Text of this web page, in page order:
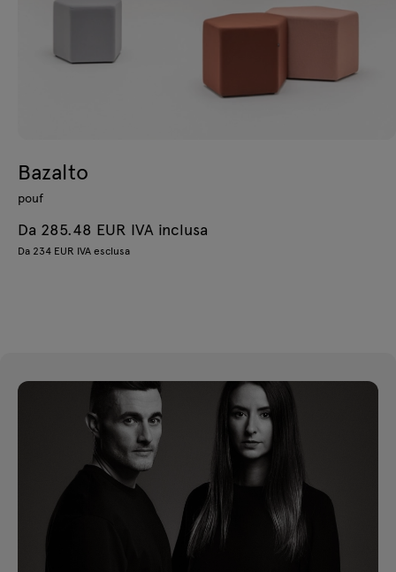
Bazalto
pouf
Da 285.48 EUR IVA inclusa
Da 234 EUR IVA esclusa